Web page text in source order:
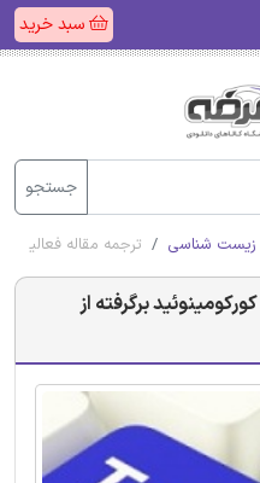
سبد خرید
جستجو
زیست شناسی ترجمه مقاله فعالیت
برگرفته از